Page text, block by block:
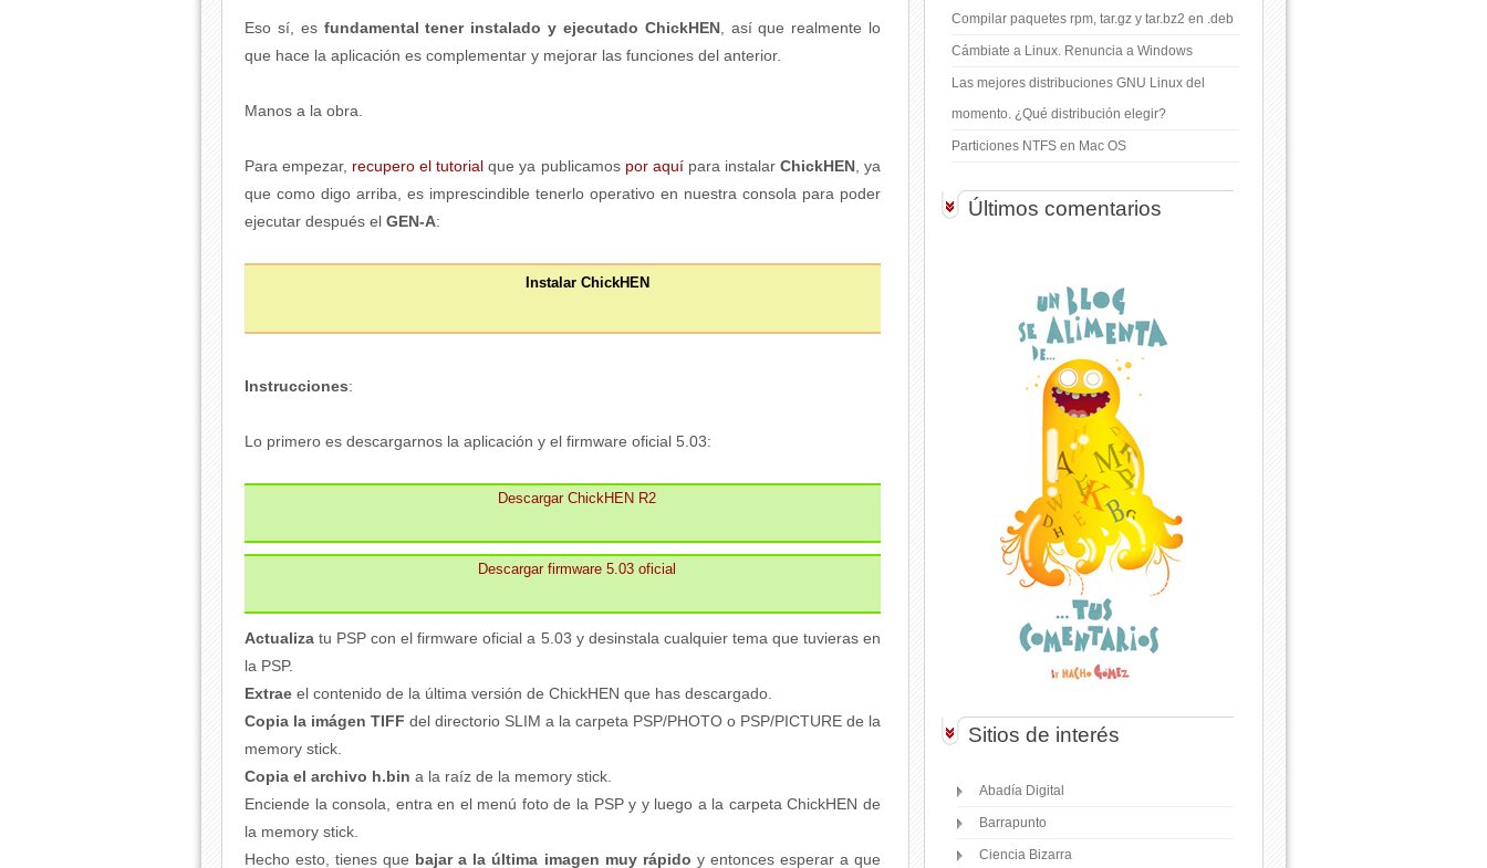
Eso sí, es fundamental tener instalado y ejecutado ChickHEN, así que realmente lo
que hace la aplicación es complementar y mejorar las funciones del anterior.
Manos a la obra.
Para empezar, recupero el tutorial que ya publicamos por aquípara instalar ChickHEN, ya
que como digo arriba, es imprescindible tenerlo operativo en nuestra consola para poder
ejecutar después el GEN-A:
Instalar ChickHEN
Instrucciones:
Lo primero es descargarnos la aplicación y el firmware oficial 5.03:
Descargar ChickHEN R2
Descargar firmware 5.03 oficial
Actualiza tu PSP con el firmware oficial a 5.03 y desinstala cualquier tema que tuvieras en
la PSP.
Extrae el contenido de la última versión de ChickHEN que has descargado.
Copia la imágen TIFF del directorio SLIM a la carpeta PSP/PHOTO o PSP/PICTURE de la
memory stick.
Copia el archivo h.bin a la raíz de la memory stick.
Enciende la consola, entra en el menú foto de la PSP y y luego a la carpeta ChickHEN de
la memory stick.
Hecho esto, tienes que bajar a la última imagen muy rápido y entonces esperar a que
Compilar paquetes rpm, tar.gz y tar.bz2 en .deb
Cámbiate a Linux. Renuncia a Windows
Las mejores distribuciones GNU Linux del
momento. ¿Qué distribución elegir?
Particiones NTFS en Mac OS
Últimos comentarios
Sitios de interés
Abadía Digital
Barrapunto
Ciencia Bizarra